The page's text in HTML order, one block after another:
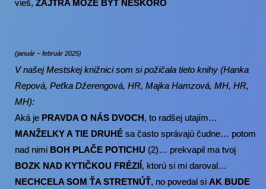
vieš, ZAJTRA MÔŽE BYŤ NESKORO
(január – február 2025)
V našej Mestskej knižnici som si požičala tieto knihy (Hanka
Repová, Peťka Džerengová, HR, Majka Hamzová, MH, HR,
MH):
Aká je PRAVDA O NÁS DVOCH, to radšej utajím…
MANŽELKY A TIE DRUHÉ sa často správajú čudne… potom
nad nimi BOH PLAČE POTICHU (2)… prekvapil ma tvoj
BOZK NAD KYTIČKOU FRÉZIÍ, ktorú si mi daroval…
NECHCELA SOM ŤA STRETNÚŤ, no povedal si AK BUDE